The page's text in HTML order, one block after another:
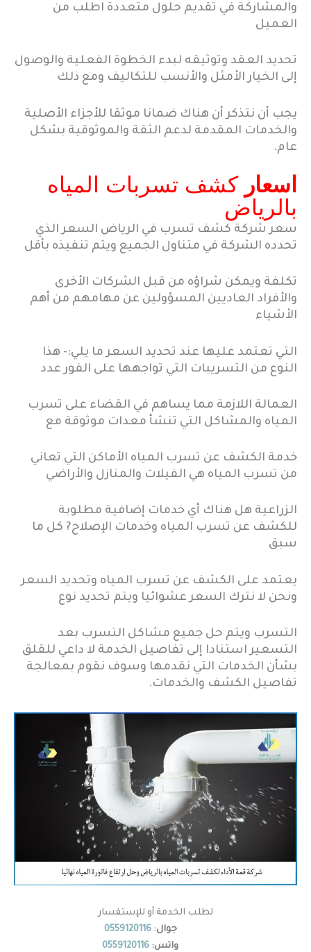
والمشاركة في تقديم حلول متعددة اطلب من
العميل
تحديد العقد وتوثيقه لبدء الخطوة الفعلية والوصول
إلى الخيار الأمثل والأنسب للتكاليف ومع ذلك
يجب أن نتذكر أن هناك ضمانا موثقا للأجزاء الأصلية
والخدمات المقدمة لدعم الثقة والموثوقية بشكل
عام.
اسعار كشف تسربات المياه
بالرياض
سعر شركة كشف تسرب في الرياض السعر الذي
تحدده الشركة في متناول الجميع ويتم تنفيذه بأقل
تكلفة ويمكن شراؤه من قبل الشركات الأخرى
والأفراد العاديين المسؤولين عن مهامهم من أهم
الأشياء
التي تعتمد عليها عند تحديد السعر ما يلي:- هذا
النوع من التسريبات التي تواجهها على الفور عدد
العمالة اللازمة مما يساهم في القضاء على تسرب
المياه والمشاكل التي تنشأ معدات موثوقة مع
خدمة الكشف عن تسرب المياه الأماكن التي تعاني
من تسرب المياه هي الفيلات والمنازل والأراضي
الزراعية هل هناك أي خدمات إضافية مطلوبة
للكشف عن تسرب المياه وخدمات الإصلاح? كل ما
سبق
يعتمد على الكشف عن تسرب المياه وتحديد السعر
ونحن لا نترك السعر عشوائيا ويتم تحديد نوع
التسرب ويتم حل جميع مشاكل التسرب بعد
التسعير استنادا إلى تفاصيل الخدمة لا داعي للقلق
بشأن الخدمات التي نقدمها وسوف نقوم بمعالجة
تفاصيل الكشف والخدمات.
لطلب الخدمة أو للإستفسار
جوال:0559120116
واتس: 0559120116